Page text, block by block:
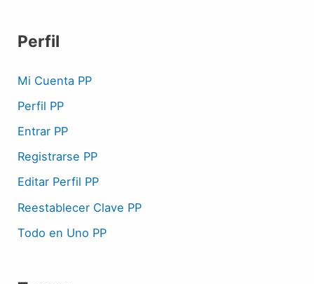
Perfil
Mi Cuenta PP
Perfil PP
Entrar PP
Registrarse PP
Editar Perfil PP
Reestablecer Clave PP
Todo en Uno PP